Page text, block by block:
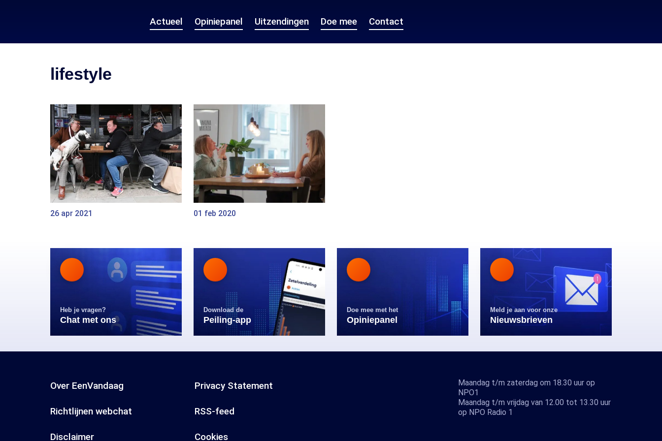
Actueel Opiniepanel Uitzendingen Doe mee Contact
lifestyle
26 apr 2021 01 feb 2020
Heb je vragen?
Chat met ons
Download de
Peiling-app
Doe mee met het
Opiniepanel
Meld je aan voor onze
Nieuwsbrieven
Over EenVandaag Privacy Statement
Richtlijnen webchat RSS-feed
Disclaimer Cookies
Maandag t/m zaterdag om 18.30 uur op
NPO1
Maandag t/m vrijdag van 12.00 tot 13.30 uur
op NPO Radio 1